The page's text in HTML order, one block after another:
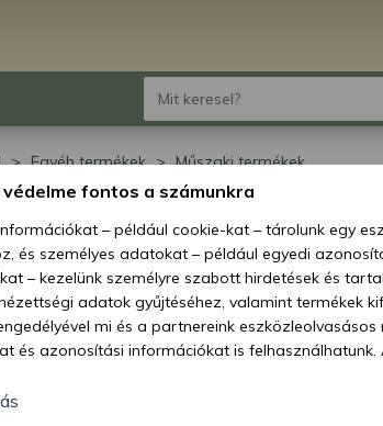
Egyéb termékek Műszaki termékek
termékek
fontos a számunkra
– például cookie-kat – tárolunk egy
és személyes adatokat – például egyedi
– kezelünk személyre szabott hirdetések és
adatok gyűjtéséhez, valamint termékek
mi és a partnereink
és azonosítási információkat is felhasználhatunk.
hogy mi és a partnereink a fent leírtak szerint
megadása vagy elutasítása előtt